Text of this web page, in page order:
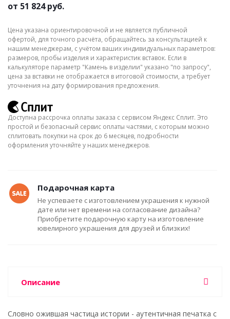
от 51 824 руб.
Цена указана ориентировочной и не является публичной
офертой, для точного расчёта, обращайтесь за консультацией к
нашим менеджерам, с учётом ваших индивидуальных параметров:
размеров, пробы изделия и характеристик вставок. Если в
калькуляторе параметр "Камень в изделии" указано "по запросу",
цена за вставки не отображается в итоговой стоимости, а требует
уточнения на дату формирования предложения.
Доступна рассрочка оплаты заказа с сервисом Яндекс Сплит. Это
простой и безопасный сервис оплаты частями, с которым можно
сплитовать покупки на срок до 6 месяцев, подробности
оформления уточняйте у наших менеджеров.
Подарочная карта
Не успеваете с изготовлением украшения к нужной
дате или нет времени на согласование дизайна?
Приобретите подарочную карту на изготовление
ювелирного украшения для друзей и близких!
Описание
Словно ожившая частица истории - аутентичная печатка с